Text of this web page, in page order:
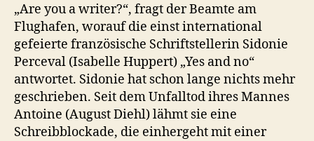
„Are you a writer?“, fragt der Beamte am
Flughafen, worauf die einst international
gefeierte französische Schriftstellerin Sidonie
Perceval (Isabelle Huppert) „Yes and no“
antwortet. Sidonie hat schon lange nichts mehr
geschrieben. Seit dem Unfalltod ihres Mannes
Antoine (August Diehl) lähmt sie eine
Schreibblockade, die einhergeht mit einer